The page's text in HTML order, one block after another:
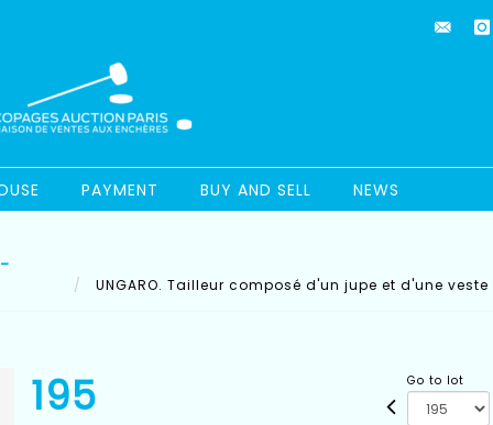
PAYMENT BUY AND SELL NEWS
UNGARO. Tailleur composé d'un jupe et d'une
195 Go to lot